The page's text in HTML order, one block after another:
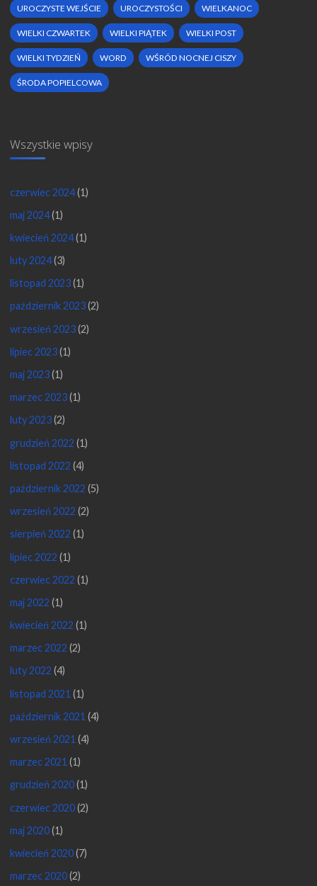
UROCZYSTE WEJŚCIE UROCZYSTOŚCI WIELKANOC
WIELKI CZWARTEK WIELKI PIĄTEK WIELKI POST
WIELKI TYDZIEŃ WORD WŚRÓD NOCNEJ CISZY
ŚRODA POPIELCOWA
Wszystkie wpisy
czerwiec 2024(1)
maj 2024(1)
kwiecień 2024(1)
luty 2024(3)
listopad 2023(1)
październik 2023(2)
wrzesień 2023(2)
lipiec 2023(1)
maj 2023(1)
marzec 2023(1)
luty 2023(2)
grudzień 2022 (1)
listopad 2022 (4)
październik 2022 (5)
wrzesień 2022 (2)
sierpień 2022 (1)
lipiec 2022 (1)
czerwiec 2022 (1)
maj 2022 (1)
kwiecień 2022 (1)
marzec 2022 (2)
luty 2022 (4)
listopad 2021 (1)
październik 2021 (4)
wrzesień 2021 (4)
marzec 2021 (1)
grudzień 2020(1)
czerwiec 2020(2)
maj 2020(1)
kwiecień 2020(7)
marzec 2020(2)